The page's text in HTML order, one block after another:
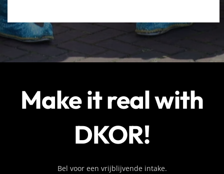
Make it real with
DKOR!
Bel voor een vrijblijvende intake.